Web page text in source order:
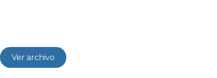
Ver archivo